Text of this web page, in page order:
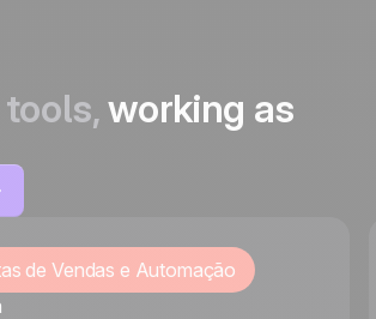
working as
de Vendas e Automação